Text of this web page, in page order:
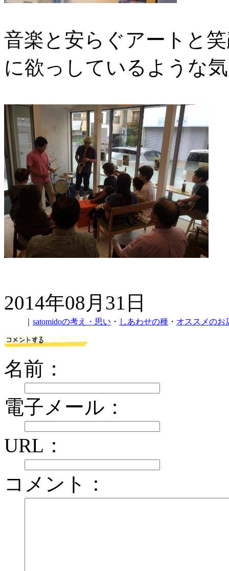
音楽と安らぐアートと
に欲っしているような
2014年08月31日
satomidoの考え・思い ・ しあわせの種 ・ オススメのお
名前：
電子メール：
URL：
コメント：